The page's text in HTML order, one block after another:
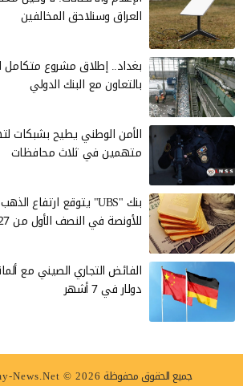
العراق وسنلاحق المخالفين
بغداد.. إطلاق مشروع متكامل
بالتعاون مع البنك الدولي
متهمين في ثلاث محافظات
للأونصة في النصف الأول من 2027
دولار في 7 أشهر
جميع الحقوق محفوظة News.Net © 2026